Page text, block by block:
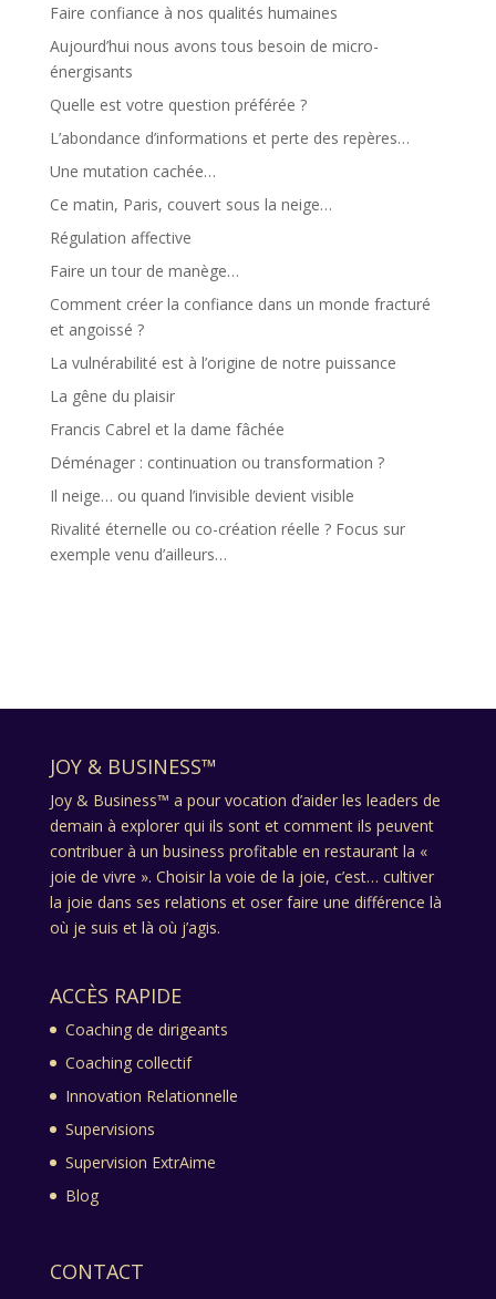
Faire confiance à nos qualités humaines
Aujourd’hui nous avons tous besoin de micro-
énergisants
Quelle est votre question préférée ?
L’abondance d’informations et perte des repères…
Une mutation cachée…
Ce matin, Paris, couvert sous la neige…
Régulation affective
Faire un tour de manège…
Comment créer la confiance dans un monde fracturé
et angoissé ?
La vulnérabilité est à l’origine de notre puissance
La gêne du plaisir
Francis Cabrel et la dame fâchée
Déménager : continuation ou transformation ?
Il neige… ou quand l’invisible devient visible
Rivalité éternelle ou co-création réelle ? Focus sur
exemple venu d’ailleurs…
JOY & BUSINESS™
Joy & Business™ a pour vocation d’aider les leaders de
demain à explorer qui ils sont et comment ils peuvent
contribuer à un business profitable en restaurant la «
joie de vivre ». Choisir la voie de la joie, c’est… cultiver
la joie dans ses relations et oser faire une différence là
où je suis et là où j’agis.
ACCÈS RAPIDE
Coaching de dirigeants
Coaching collectif
Innovation Relationnelle
Supervisions
Supervision ExtrAime
Blog
CONTACT